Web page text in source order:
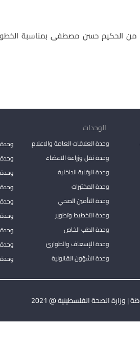
من الحكيم حسن مصطفى بمناسبة
الوحدات
وحدة العلاقات العامة والاعلام
وحدة نقل وزراعة الاعضاء
وحدة الرقابة الداخلية
وحدة المختبرات
وحدة التأمين الصحي
وحدة التخطيط وتطوير
وحدة الطب الخاص
وحدة الإسعاف والطوارئ
وحدة الشؤون القانونية
وحدة
وحدة
الصحة الفلسطينية @ 2021